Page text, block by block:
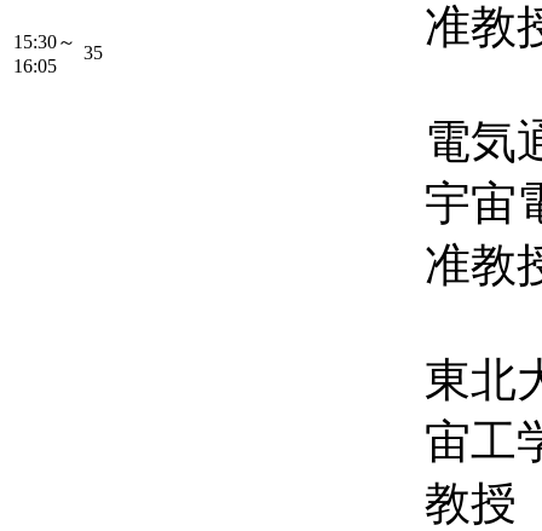
15:30～
16:05
35
准
電気
宇宙
准教
東北
宙工
教授